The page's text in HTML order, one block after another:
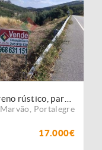
Marvão Portalegre
17.000€